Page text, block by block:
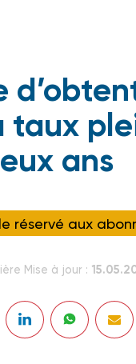
ans
réservé aux
Mise à jour :